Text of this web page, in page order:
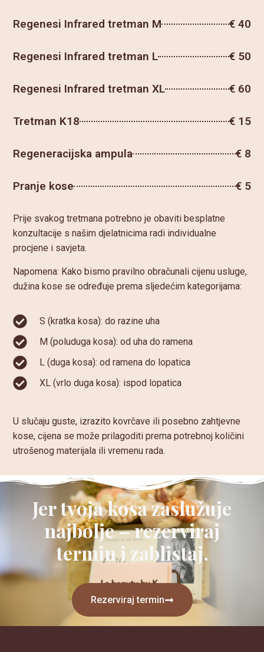
Regenesi Infrared tretman M € 40
Regenesi Infrared tretman L € 50
Regenesi Infrared tretman XL € 60
Tretman K18 € 15
Regeneracijska ampula € 8
Pranje kose € 5
Prije svakog tretmana potrebno je obaviti besplatne
konzultacije s našim djelatnicima radi individualne
procjene i savjeta.
Napomena: Kako bismo pravilno obračunali cijenu usluge,
dužina kose se određuje prema sljedećim kategorijama:
S (kratka kosa): do razine uha
M (poluduga kosa): od uha do ramena
L (duga kosa): od ramena do lopatica
XL (vrlo duga kosa): ispod lopatica
U slučaju guste, izrazito kovrčave ili posebno zahtjevne
kose, cijena se može prilagoditi prema potrebnoj količini
utrošenog materijala ili vremenu rada.
Jer tvoja kosa zaslužuje
najbolje – rezerviraj
termin i zablistaj.
Rezerviraj termin